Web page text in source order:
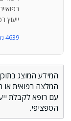
ייעוץ
4639 מאמרים נוספים
המידע המוצג
המלצה רפואית או
עם רופא לקבלת
הספציפי.